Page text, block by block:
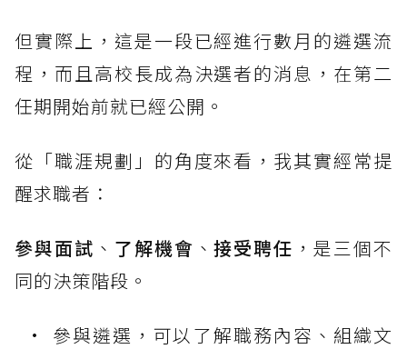
但實際上，這是一段已經進行數月的遴選流
程，而且高校長成為決選者的消息，在第二
任期開始前就已經公開。
從「職涯規劃」的角度來看，我其實經常提
醒求職者：
參與面試 、 了解機會 、接受聘任 ，是三個不
同的決策階段。
參與遴選，可以了解職務內容、組織文